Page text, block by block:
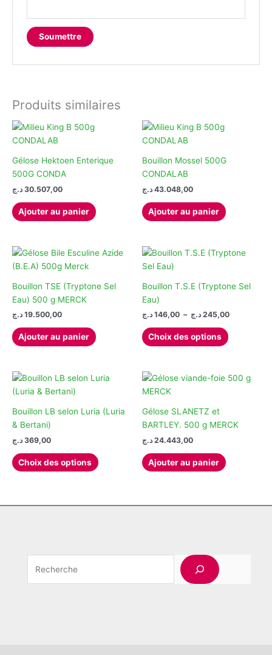
Produits similaires
Gélose Hektoen Enterique
500G CONDA
30.507,00 د.ج
Ajouter au panier
Bouillon Mossel 500G
CONDALAB
43.048,00 د.ج
Ajouter au panier
Bouillon TSE (Tryptone Sel
Eau) 500 g MERCK
19.500,00 د.ج
Ajouter au panier
Bouillon T.S.E (Tryptone Sel
Eau)
146,00 د.ج – 245,00 د.ج
Plage
Choix des options
produit
variations.
peuvent
du
Bouillon LB selon Luria (Luria
& Bertani)
369,00 د.ج
Choix des options
produit
variations.
Gélose SLANETZ et
BARTLEY. 500 g MERCK
24.443,00 د.ج
Ajouter au panier
Rechercher